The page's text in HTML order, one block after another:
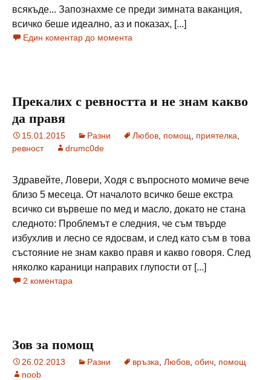
всякъде... Запознахме се преди зимната ваканция,
всичко беше идеално, аз и показах, [...]
Един коментар до момента
Прекалих с ревността и не знам какво
да правя
15.01.2015 Разни Любов помощ приятелка
ревност
drumc0de
Здравейте, Ловери, Ходя с въпросното момиче вече
близо 5 месеца. От началото всичко беше екстра
всичко си вървеше по мед и масло, докато не стана
следното: Проблемът е следния, че съм твърде
избухлив и лесно се ядосвам, и след като съм в това
състояние не знам какво правя и какво говоря. След
няколко караници направих глупости от [...]
2 коментара
Зов за помощ
26.02.2013 Разни връзка Любов обич помощ
noob